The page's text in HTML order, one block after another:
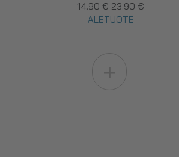
14.90 € 23.90 €
ALETUOTE